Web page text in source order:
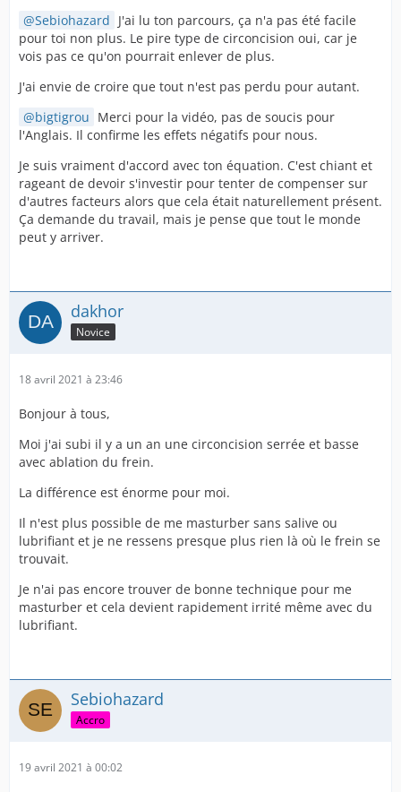
Sebiohazard J'ai lu ton parcours, ça n'a pas été facile
pour toi non plus. Le pire type de circoncision oui, car je
vois pas ce qu'on pourrait enlever de plus.
J'ai envie de croire que tout n'est pas perdu pour autant.
bigtigrou Merci pour la vidéo, pas de soucis pour
l'Anglais. Il confirme les effets négatifs pour nous.
Je suis vraiment d'accord avec ton équation. C'est chiant et
rageant de devoir s'investir pour tenter de compenser sur
d'autres facteurs alors que cela était naturellement présent.
Ça demande du travail, mais je pense que tout le monde
peut y arriver.
dakhor
Novice
18 avril 2021 à 23:46
Bonjour à tous,
Moi j'ai subi il y a un an une circoncision serrée et basse
avec ablation du frein.
La différence est énorme pour moi.
Il n'est plus possible de me masturber sans salive ou
lubrifiant et je ne ressens presque plus rien là où le frein se
trouvait.
Je n'ai pas encore trouver de bonne technique pour me
masturber et cela devient rapidement irrité même avec du
lubrifiant.
Sebiohazard
Accro
19 avril 2021 à 00:02